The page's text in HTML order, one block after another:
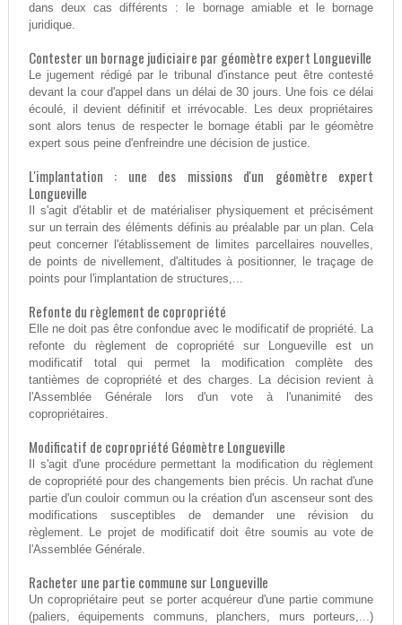
dans deux cas différents : le bornage amiable et le bornage
juridique.
Contester un bornage judiciaire par géomètre expert Longueville
Le jugement rédigé par le tribunal d'instance peut être contesté
devant la cour d'appel dans un délai de 30 jours. Une fois ce délai
écoulé, il devient définitif et irrévocable. Les deux propriétaires
sont alors tenus de respecter le bornage établi par le géomètre
expert sous peine d'enfreindre une décision de justice.
L'implantation : une des missions d'un géomètre expert
Longueville
Il s'agit d'établir et de matérialiser physiquement et précisément
sur un terrain des éléments définis au préalable par un plan. Cela
peut concerner l'établissement de limites parcellaires nouvelles,
de points de nivellement, d'altitudes à positionner, le traçage de
points pour l'implantation de structures,...
Refonte du règlement de copropriété
Elle ne doit pas être confondue avec le modificatif de propriété. La
refonte du règlement de copropriété sur Longueville est un
modificatif total qui permet la modification complète des
tantièmes de copropriété et des charges. La décision revient à
l'Assemblée Générale lors d'un vote à l'unanimité des
copropriétaires.
Modificatif de copropriété Géomètre Longueville
Il s'agit d'une procédure permettant la modification du règlement
de copropriété pour des changements bien précis. Un rachat d'une
partie d'un couloir commun ou la création d'un ascenseur sont des
modifications susceptibles de demander une révision du
règlement. Le projet de modificatif doit être soumis au vote de
l'Assemblée Générale.
Racheter une partie commune sur Longueville
Un copropriétaire peut se porter acquéreur d'une partie commune
(paliers, équipements communs, planchers, murs porteurs,...)